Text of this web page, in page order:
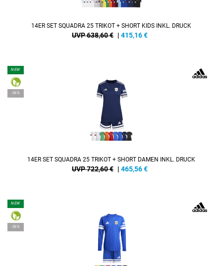
14ER SET SQUADRA 25 TRIKOT + SHORT KIDS INKL. DRUCK
UVP 638,60 € | 415,16€
NEW
-36%
14ER SET SQUADRA 25 TRIKOT + SHORT DAMEN INKL. DRUCK
UVP 722,60 € | 465,56€
NEW
-36%